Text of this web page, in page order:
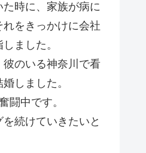
時に、家族が病に
をきっかけに会社
ました。
のいる神奈川で看
しました。
闘中です。
続けていきたいと